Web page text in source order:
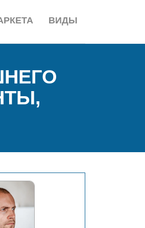
ВИДЫ